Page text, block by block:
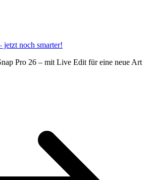
jetzt noch smarter!
Pro 26 – mit Live Edit für eine neue Art